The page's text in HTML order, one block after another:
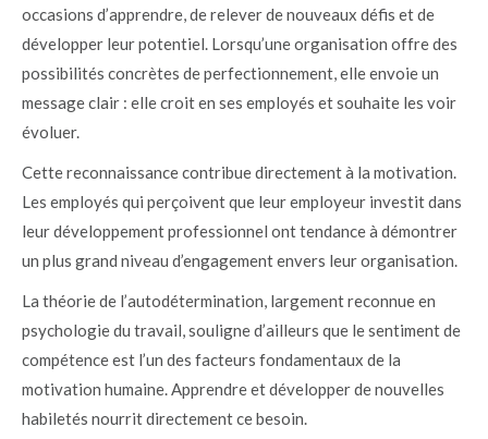
occasions d’apprendre, de relever de nouveaux défis et de
développer leur potentiel. Lorsqu’une organisation offre des
possibilités concrètes de perfectionnement, elle envoie un
message clair : elle croit en ses employés et souhaite les voir
évoluer.
Cette reconnaissance contribue directement à la motivation.
Les employés qui perçoivent que leur employeur investit dans
leur développement professionnel ont tendance à démontrer
un plus grand niveau d’engagement envers leur organisation.
La théorie de l’autodétermination, largement reconnue en
psychologie du travail, souligne d’ailleurs que le sentiment de
compétence est l’un des facteurs fondamentaux de la
motivation humaine. Apprendre et développer de nouvelles
habiletés nourrit directement ce besoin.